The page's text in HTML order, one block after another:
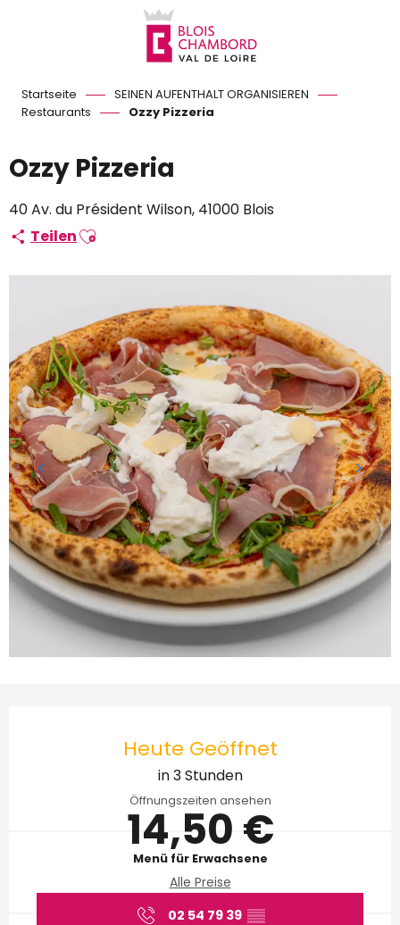
Startseite
SEINEN AUFENTHALT ORGANISIEREN
Restaurants
Ozzy Pizzeria
Ozzy Pizzeria
40 Av. du Président Wilson, 41000 Blois
TeilenAjouter aux favoris
Heute Geöffnet
in 3 Stunden
Öffnungszeiten ansehen
14,50 €
Menü für Erwachsene
Alle Preise
02 54 79 39 ▒▒